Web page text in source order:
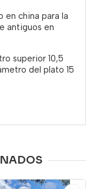
en china para la
antiguos en
superior 10,5
del plato 15